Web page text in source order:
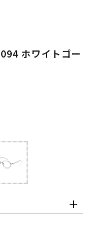
ホワイトゴー